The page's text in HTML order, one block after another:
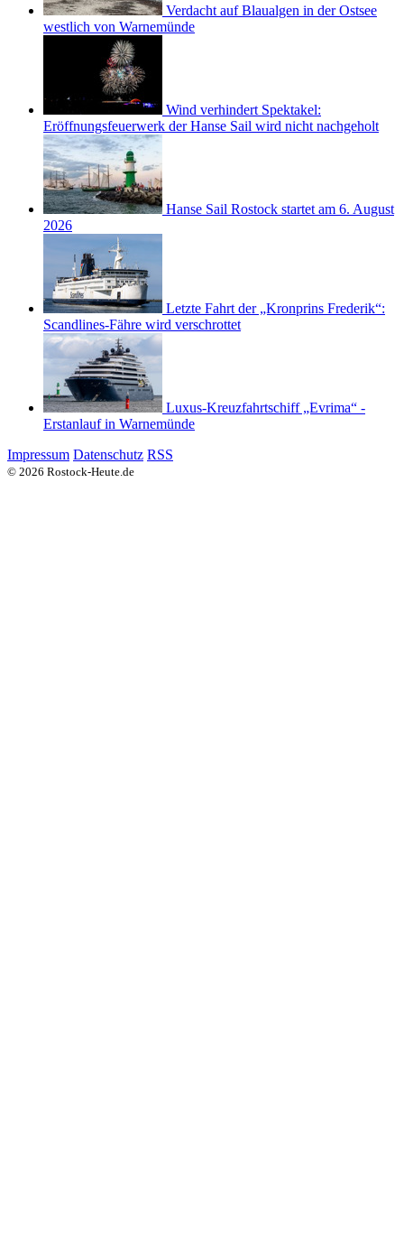
Verdacht auf Blaualgen in der Ostsee
westlich von Warnemünde
Wind verhindert Spektakel:
Eröffnungsfeuerwerk der Hanse Sail wird nicht nachgeholt
Hanse Sail Rostock startet am 6. August
2026
Letzte Fahrt der „Kronprins Frederik“:
Scandlines-Fähre wird verschrottet
Luxus-Kreuzfahrtschiff „Evrima“ -
Erstanlauf in Warnemünde
Impressum Datenschutz RSS
© 2026 Rostock-Heute.de